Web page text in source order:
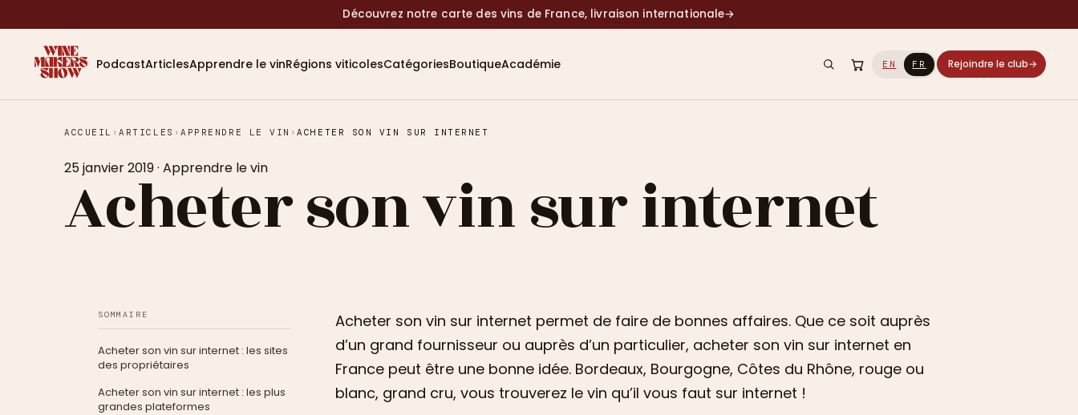
Découvrez notre carte des vins de France, livraison internationale→
PodcastArticlesApprendre le vinRégions viticolesCatégoriesBoutiqueAcadémie EN FR Rejoindre le club→
ACCUEIL ›ARTICLES ›APPRENDRE LE VIN ›ACHETER SON VIN SUR INTERNET
25 janvier 2019· Apprendre le vin
Acheter son vin sur internet
SOMMAIRE
Acheter son vin sur internet : les sites
des propriétaires
Acheter son vin sur internet : les plus
grandes plateformes
Acheter son vin sur internet permet de faire de bonnes affaires. Que ce soit auprès
d’un grand fournisseur ou auprès d’un particulier, acheter son vin sur internet en
France peut être une bonne idée. Bordeaux, Bourgogne, Côtes du Rhône, rouge ou
blanc, grand cru, vous trouverez le vin qu’il vous faut sur internet !